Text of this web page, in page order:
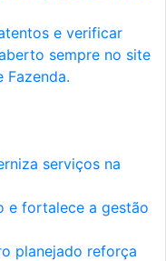
e verificar
sempre no site
Fazenda.
serviços na
e fortalece a gestão
planejado reforça